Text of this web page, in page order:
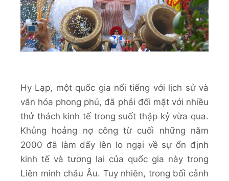
Hy Lạp, một quốc gia nổi tiếng với lịch sử và
văn hóa phong phú, đã phải đối mặt với nhiều
thử thách kinh tế trong suốt thập kỷ vừa qua.
Khủng hoảng nợ công từ cuối những năm
2000 đã làm dấy lên lo ngại về sự ổn định
kinh tế và tương lai của quốc gia này trong
Liên minh châu Âu. Tuy nhiên, trong bối cảnh